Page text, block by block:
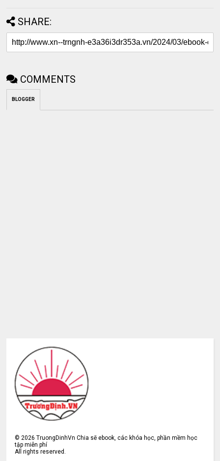
SHARE:
COMMENTS
BLOGGER
© 2026 TruongDinhVn Chia sẽ ebook, các khóa học, phần mềm học
tập miễn phí
All rights reserved.